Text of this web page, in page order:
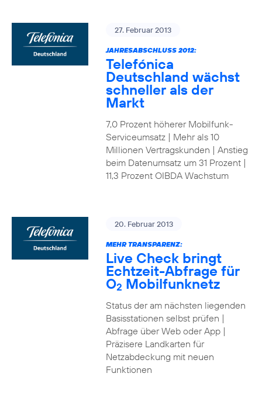
27. Februar 2013
JAHRESABSCHLUSS 2012:
Telefónica
Deutschland wächst
schneller als der
Markt
7,0 Prozent höherer Mobilfunk-
Serviceumsatz | Mehr als 10
Millionen Vertragskunden | Anstieg
beim Datenumsatz um 31 Prozent |
11,3 Prozent OIBDA Wachstum
20. Februar 2013
MEHR TRANSPARENZ:
Live Check bringt
Echtzeit-Abfrage für
O2 Mobilfunknetz
Status der am nächsten liegenden
Basisstationen selbst prüfen |
Abfrage über Web oder App |
Präzisere Landkarten für
Netzabdeckung mit neuen
Funktionen